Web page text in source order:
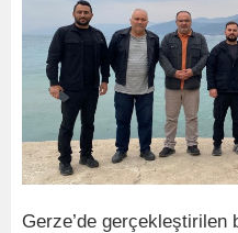
Gerze’de gerçekleştirilen